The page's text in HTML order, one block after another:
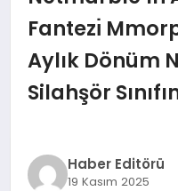
OYUN
İŞ DÜNYASI
TEKNOLOJI
Fantezı̇
Aylık Dönüm
Silahşör
Haber Editörü
19 Kasım 2025